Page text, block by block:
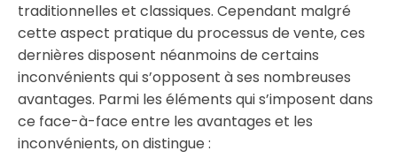
traditionnelles et classiques. Cependant malgré
cette aspect pratique du processus de vente, ces
dernières disposent néanmoins de certains
inconvénients qui s’opposent à ses nombreuses
avantages. Parmi les éléments qui s’imposent dans
ce face-à-face entre les avantages et les
inconvénients, on distingue :